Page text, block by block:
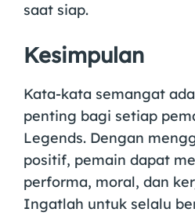
saat siap.
Kesimpulan
Kata-kata semangat
penting bagi setiap
Legends. Dengan
positif, pemain dapat
performa, moral, dan
Ingatlah untuk selalu